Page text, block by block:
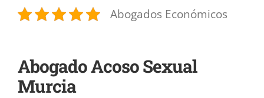
Abogados Económicos
Abogado Acoso Sexual
Murcia